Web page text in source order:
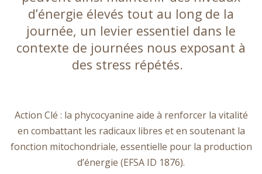
d’énergie élevés tout au long de la
journée, un levier essentiel dans le
contexte de journées nous exposant à
des stress répétés.
Action Clé : la phycocyanine aide à renforcer la vitalité
en combattant les radicaux libres et en soutenant la
fonction mitochondriale, essentielle pour la production
d’énergie (EFSA ID 1876).